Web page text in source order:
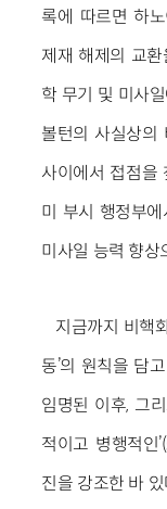
록에 따르면 하
제재 해제의 교
학 무기 및 미사
볼턴의 사실상의
사이에서 접점을
미 부시 행정부
미사일 능력 향상
지금까지 비핵
동’의 원칙을 담
임명된 이후, 그
적이고 병행적
진을 강조한 바